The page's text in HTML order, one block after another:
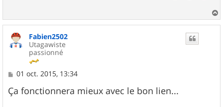
a
Fabien2502
Utagawiste
passionné
M
s
s
01 oct. 2015, 13:34
Ça fonctionnera mieux avec le bon lien...